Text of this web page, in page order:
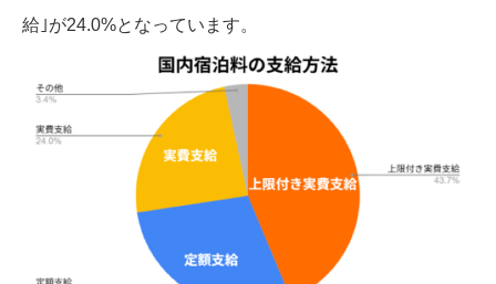
給｣が24.0%となっています。